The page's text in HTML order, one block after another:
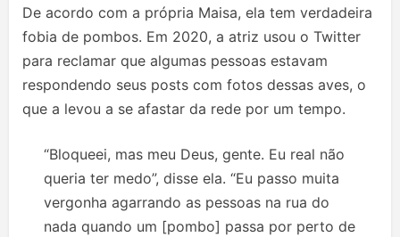
De acordo com a própria Maisa, ela tem verdadeira
fobia de pombos. Em 2020, a atriz usou o Twitter
para reclamar que algumas pessoas estavam
respondendo seus posts com fotos dessas aves, o
que a levou a se afastar da rede por um tempo.
“Bloqueei, mas meu Deus, gente. Eu real não
queria ter medo”, disse ela. “Eu passo muita
vergonha agarrando as pessoas na rua do
nada quando um [pombo] passa por perto de